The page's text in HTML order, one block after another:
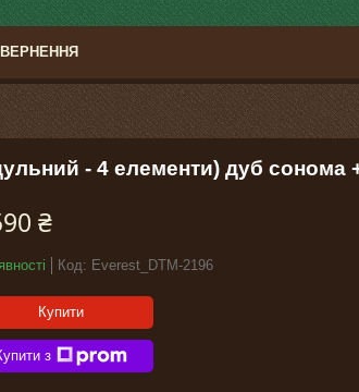
- 4 елементи) дуб сонома
₴
Код: Everest_DTM-2196
Купити
з